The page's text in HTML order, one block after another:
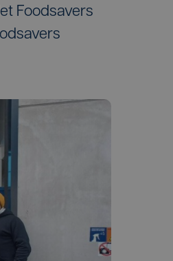
Foodsavers